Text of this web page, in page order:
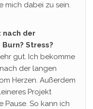
mich dabei zu sein.
nach der
Burn? Stress?
gut. Ich bekomme
der langen
Herzen. Außerdem
Projekt
So kann ich